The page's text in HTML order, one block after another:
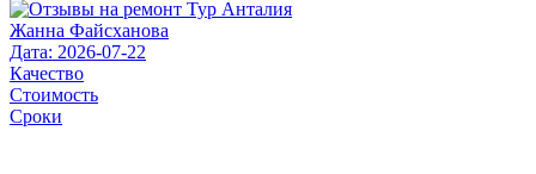
Жанна Файсханова
Дата: 2026-07-22
Качество
Стоимость
Сроки